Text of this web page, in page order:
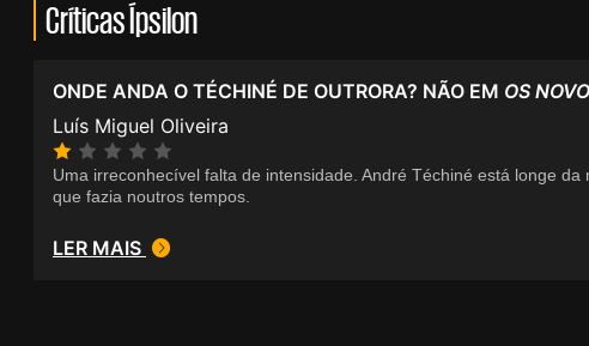
Críticas Ípsilon
ONDE ANDA O TÉCHINÉ DE OUTRORA? NÃO EM OS
Luís Miguel Oliveira
Uma irreconhecível falta de intensidade. André Téchiné está longe da
que fazia noutros tempos.
LER MAIS